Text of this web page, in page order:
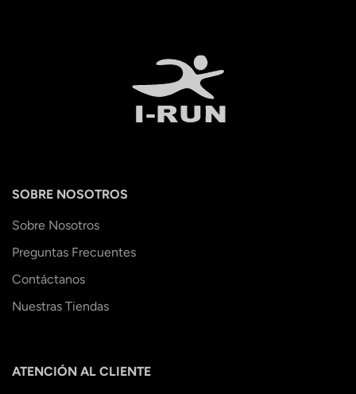
SOBRE NOSOTROS
Sobre Nosotros
Preguntas Frecuentes
Contáctanos
Nuestras Tiendas
ATENCIÓN AL CLIENTE